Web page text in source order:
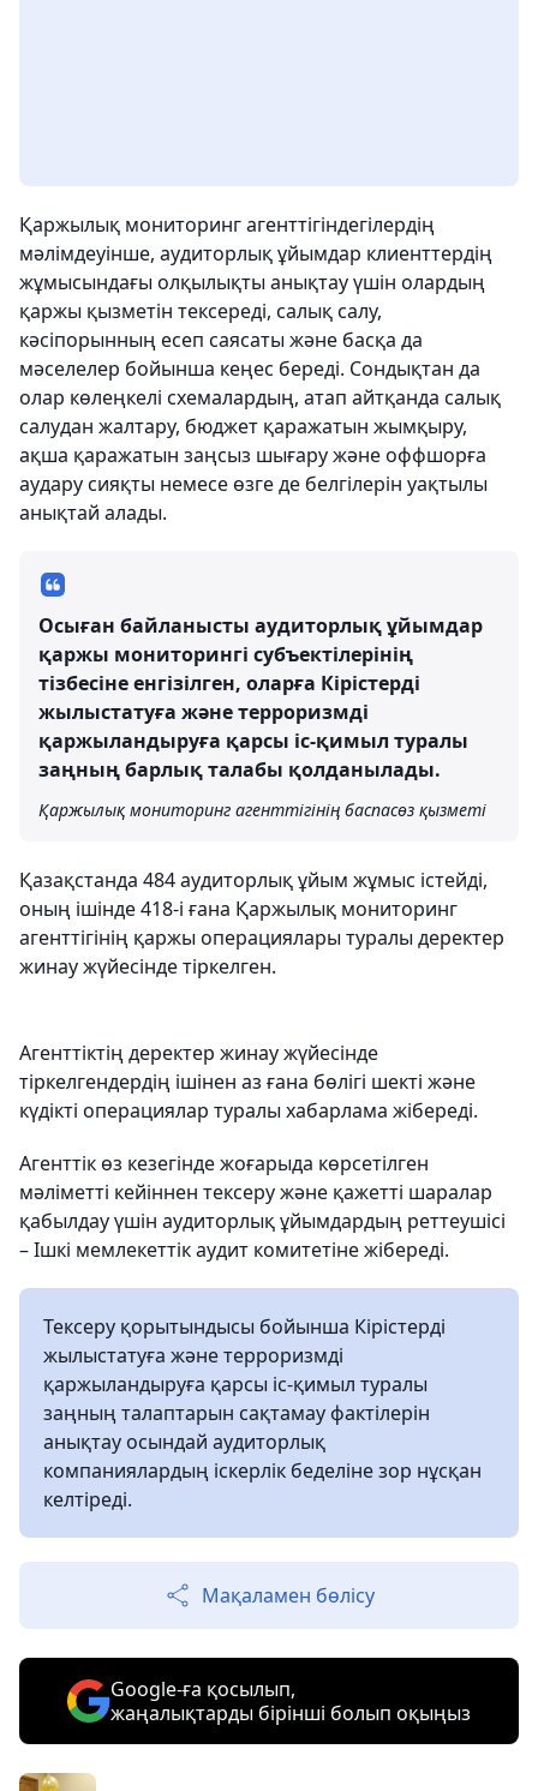
Қаржылық мониторинг агенттігіндегілердің
мәлімдеуінше, аудиторлық ұйымдар клиенттердің
жұмысындағы олқылықты анықтау үшін олардың
қаржы қызметін тексереді, салық салу,
кәсіпорынның есеп саясаты және басқа да
мәселелер бойынша кеңес береді. Сондықтан да
олар көлеңкелі схемалардың, атап айтқанда салық
салудан жалтару, бюджет қаражатын жымқыру,
ақша қаражатын заңсыз шығару және оффшорға
аудару сияқты немесе өзге де белгілерін уақтылы
анықтай алады.
Осыған байланысты аудиторлық ұйымдар
қаржы мониторингі субъектілерінің
тізбесіне енгізілген, оларға Кірістерді
жылыстатуға және терроризмді
қаржыландыруға қарсы іс-қимыл туралы
заңның барлық талабы қолданылады.
Қаржылық мониторинг агенттігінің баспасөз қызметі
Қазақстанда 484 аудиторлық ұйым жұмыс істейді,
оның ішінде 418-і ғана Қаржылық мониторинг
агенттігінің қаржы операциялары туралы деректер
жинау жүйесінде тіркелген.
Агенттіктің деректер жинау жүйесінде
тіркелгендердің ішінен аз ғана бөлігі шекті және
күдікті операциялар туралы хабарлама жібереді.
Агенттік өз кезегінде жоғарыда көрсетілген
мәліметті кейіннен тексеру және қажетті шаралар
қабылдау үшін аудиторлық ұйымдардың реттеушісі
– Ішкі мемлекеттік аудит комитетіне жібереді.
Тексеру қорытындысы бойынша Кірістерді
жылыстатуға және терроризмді
қаржыландыруға қарсы іс-қимыл туралы
заңның талаптарын сақтамау фактілерін
анықтау осындай аудиторлық
компаниялардың іскерлік беделіне зор нұсқан
келтіреді.
Мақаламен бөлісу
Google-ға қосылып,
жаңалықтарды бірінші болып оқыңыз